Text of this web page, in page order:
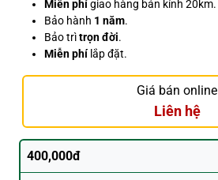
Miễn phígiao hàng bán kính 20km.
Bảo hành 1 năm.
Bảo trìtrọn đời.
Miễn phílắp đặt.
Giá bán online
Liên hệ
400,000đ